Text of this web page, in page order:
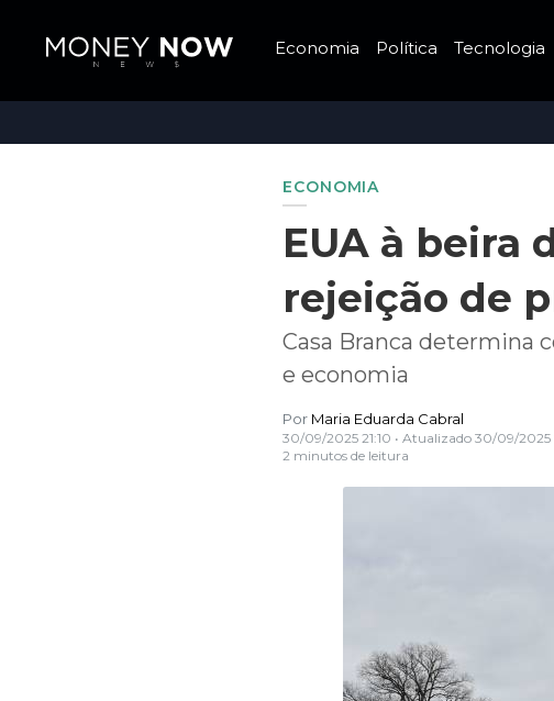
Economia Política Tecnologia
ECONOMIA
EUA à beira
rejeição de
Casa Branca determina
e economia
Por Maria Eduarda Cabral
30/09/2025 21:10 • Atualizado 30/09/2025
2 minutos de leitura